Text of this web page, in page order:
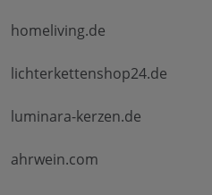
homeliving.de
lichterkettenshop24.de
luminara-kerzen.de
ahrwein.com